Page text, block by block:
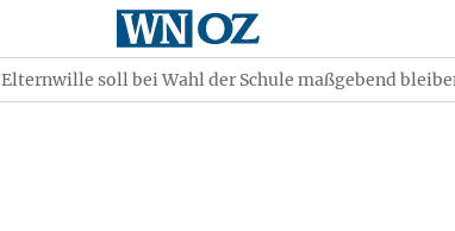
Elternwille soll bei Wahl der Schule maßgebend